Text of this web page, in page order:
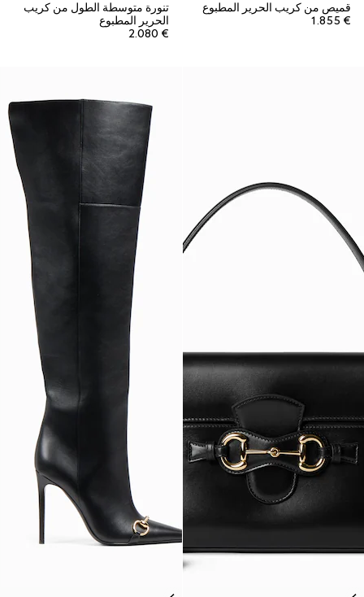
قميص من كريب الحرير المطبوع
€ 1.855
تنورة متوسطة الطول من كريب
الحرير المطبوع
€ 2.080